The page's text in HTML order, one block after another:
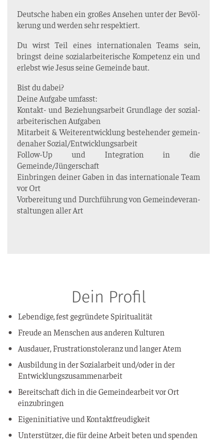
Deut­sche haben ein gro­ßes Anse­hen unter der Bevöl­
ke­rung und wer­den sehr respektiert.
Du wirst Teil eines inter­na­tio­na­len Teams sein,
bringst dei­ne sozi­al­ar­bei­te­ri­sche Kom­pe­tenz ein und
erlebst wie Jesus sei­ne Gemein­de baut.
Bist du dabei?
Dei­ne Auf­ga­be umfasst:
Kon­takt- und Bezie­hungs­ar­beit Grund­la­ge der sozi­al­
ar­bei­te­ri­schen Auf­ga­ben
Mit­ar­beit & Wei­ter­ent­wick­lung bestehen­der gemein­
de­na­her Sozial/Entwicklungsarbeit
Fol­low-Up und Inte­gra­ti­on in die
Gemeinde/Jüngerschaft
Ein­brin­gen dei­ner Gaben in das inter­na­tio­na­le Team
vor Ort
Vor­be­rei­tung und Durch­füh­rung von Gemein­de­ver­an­
stal­tun­gen aller Art
Dein Profil
Leben­di­ge, fest gegrün­de­te Spiritualität
Freu­de an Men­schen aus ande­ren Kulturen
Aus­dau­er, Frus­tra­ti­ons­to­le­ranz und lan­ger Atem
Aus­bil­dung in der Sozi­al­ar­beit und/oder in der
Entwicklungszusammenarbeit
Bereit­schaft dich in die Gemein­de­ar­beit vor Ort
einzubringen
Eigen­in­itia­ti­ve und Kontaktfreudigkeit
Unter­stüt­zer, die für dei­ne Arbeit beten und spenden